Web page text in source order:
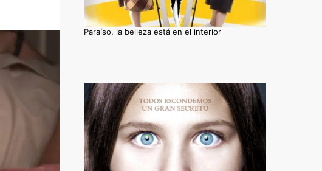
Paraíso, la belleza está en el interior